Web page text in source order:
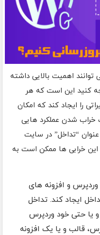
توانند اهمیت بالایی داشته
کنید این است که هر
را ایجاد کند که امکان
خراب شدن عملکرد هایی
عنوان “تداخل” در سایت
این خرابی ها ممکن است به
و افزونه های
ایجاد کند. تداخل
و یا حتی خود وردپرس
قالب و یا یک افزونه